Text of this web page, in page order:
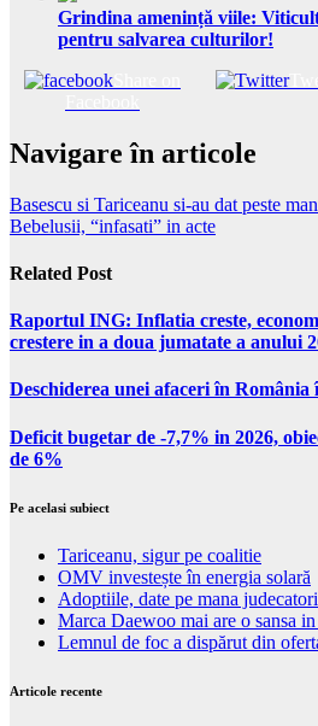
Grindina amenință viile:
pentru salvarea culturilor!
Navigare în articole
Basescu si Tariceanu si-au dat peste
Bebelusii, “infasati” in acte
Related Post
Raportul ING: Inflatia creste,
crestere in a doua jumatate a anului
Deschiderea unei afaceri în România
Deficit bugetar de -7,7% in 2026,
de 6%
Pe acelasi subiect
Tariceanu, sigur pe coalitie
OMV investește în energia solară
Adoptiile, date pe mana
Marca Daewoo mai are o sansa
Lemnul de foc a dispărut din
Articole recente